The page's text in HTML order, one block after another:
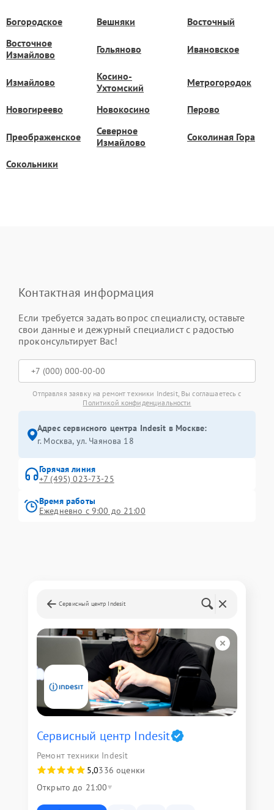
Богородское Вешняки
Восточный
Восточное
Измайлово
Гольяново Ивановское
Измайлово
Косино-
Ухтомский
Метрогородок
Новогиреево Новокосино Перово
Преображенское
Северное
Измайлово
Соколиная Гора
Сокольники
Контактная информация
Если требуется задать вопрос специалисту, оставьте
свои данные и дежурный специалист с радостью
проконсультирует Вас!
Отправляя заявку на ремонт техники Indesit, Вы соглашаетесь с
Политикой конфиденциальности
Адрес сервисного центра Indesit в Москве:
г. Москва, ул. Чаянова 18
Горячая линия
+7 (495) 023-73-25
Время работы
Ежедневно с 9:00 до 21:00
Сервисный центр Indesit
Сервисный центр Indesit
Ремонт техники Indesit
5,0336 оценки
Открыто до 21:00